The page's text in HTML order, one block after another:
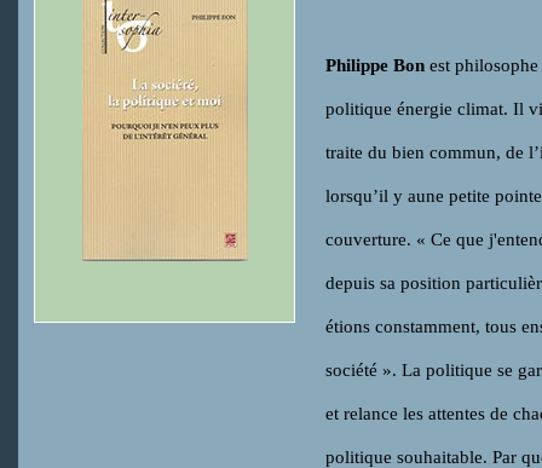
Philippe Bon est
politique énergie climat. Il
traite du bien commun, de
lorsqu’il y aune petite
couverture. « Ce que
depuis sa position
étions constamment, tous
société ». La politique se
et relance les attentes de
politique souhaitable. Par